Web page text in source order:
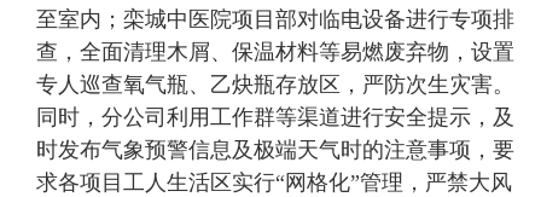
至室内；栾城中医院项目部对临电设备进行专项排
查，全面清理木屑、保温材料等易燃废弃物，设置
专人巡查氧气瓶、乙炔瓶存放区，严防次生灾害。
同时，分公司利用工作群等渠道进行安全提示，及
时发布气象预警信息及极端天气时的注意事项，要
求各项目工人生活区实行“网格化”管理，严禁大风